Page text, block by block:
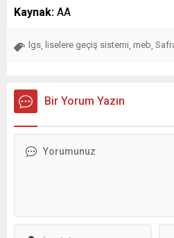
Kaynak: AA
lgs liselere geçiş sistemi meb
Bir Yorum Yazın